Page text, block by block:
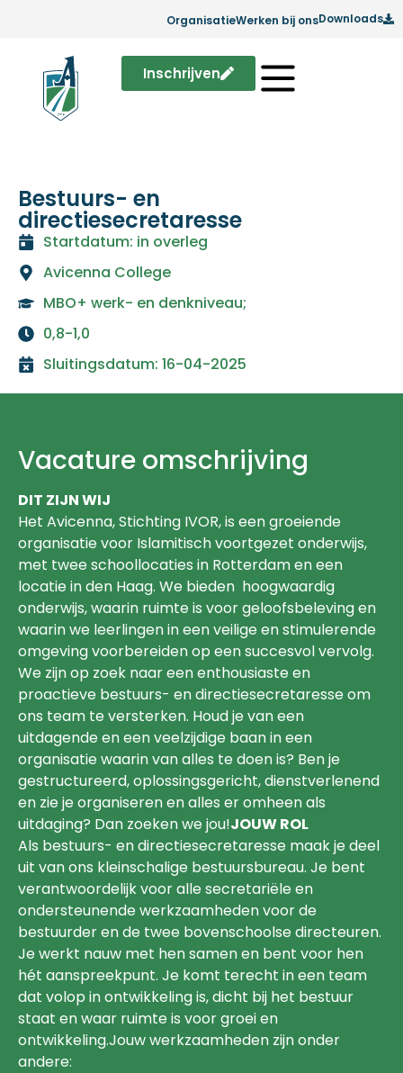
OrganisatieWerken bij onsDownloads
Inschrijven
Bestuurs- en
directiesecretaresse
Startdatum: in overleg
Avicenna College
MBO+ werk- en denkniveau;
0,8-1,0
Sluitingsdatum: 16-04-2025
Vacature omschrijving
DIT ZIJN WIJ
Het Avicenna, Stichting IVOR, is een groeiende
organisatie voor Islamitisch voortgezet onderwijs,
met twee schoollocaties in Rotterdam en een
locatie in den Haag. We bieden hoogwaardig
onderwijs, waarin ruimte is voor geloofsbeleving en
waarin we leerlingen in een veilige en stimulerende
omgeving voorbereiden op een succesvol vervolg.
We zijn op zoek naar een enthousiaste en
proactieve bestuurs- en directiesecretaresse om
ons team te versterken. Houd je van een
uitdagende en een veelzijdige baan in een
organisatie waarin van alles te doen is? Ben je
gestructureerd, oplossingsgericht, dienstverlenend
en zie je organiseren en alles er omheen als
uitdaging? Dan zoeken we jou!JOUW ROL
Als bestuurs- en directiesecretaresse maak je deel
uit van ons kleinschalige bestuursbureau. Je bent
verantwoordelijk voor alle secretariële en
ondersteunende werkzaamheden voor de
bestuurder en de twee bovenschoolse directeuren.
Je werkt nauw met hen samen en bent voor hen
hét aanspreekpunt. Je komt terecht in een team
dat volop in ontwikkeling is, dicht bij het bestuur
staat en waar ruimte is voor groei en
ontwikkeling.Jouw werkzaamheden zijn onder
andere: